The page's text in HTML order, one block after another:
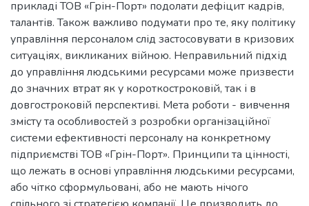
прикладі ТОВ «Грін-Порт» подолати дефіцит кадрів,
талантів. Також важливо подумати про те, яку політику
управління персоналом слід застосовувати в кризових
ситуаціях, викликаних війною. Неправильний підхід
до управління людськими ресурсами може призвести
до значних втрат як у короткостроковій, так і в
довгостроковій перспективі. Мета роботи - вивчення
змісту та особливостей з розробки організаційної
системи ефективності персоналу на конкретному
підприємстві ТОВ «Грін-Порт». Принципи та цінності,
що лежать в основі управління людськими ресурсами,
або чітко сформульовані, або не мають нічого